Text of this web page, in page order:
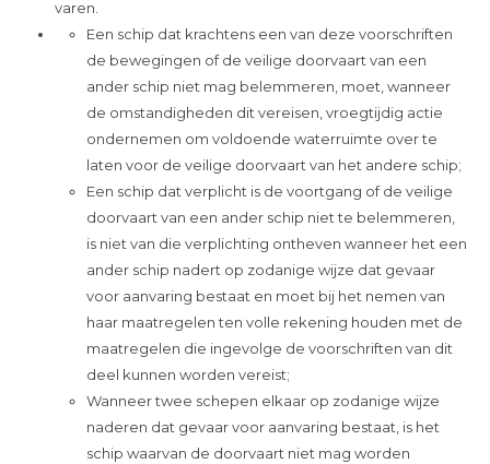
varen.
Een schip dat krachtens een van deze voorschriften
de bewegingen of de veilige doorvaart van een
ander schip niet mag belemmeren, moet, wanneer
de omstandigheden dit vereisen, vroegtijdig actie
ondernemen om voldoende waterruimte over te
laten voor de veilige doorvaart van het andere schip;
Een schip dat verplicht is de voortgang of de veilige
doorvaart van een ander schip niet te belemmeren,
is niet van die verplichting ontheven wanneer het een
ander schip nadert op zodanige wijze dat gevaar
voor aanvaring bestaat en moet bij het nemen van
haar maatregelen ten volle rekening houden met de
maatregelen die ingevolge de voorschriften van dit
deel kunnen worden vereist;
Wanneer twee schepen elkaar op zodanige wijze
naderen dat gevaar voor aanvaring bestaat, is het
schip waarvan de doorvaart niet mag worden